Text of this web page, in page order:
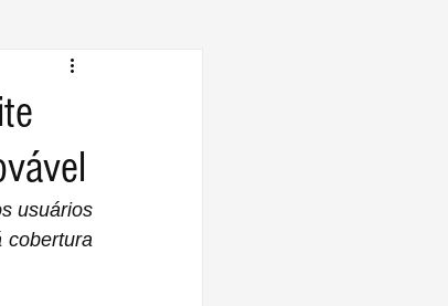
usuários
cobertura